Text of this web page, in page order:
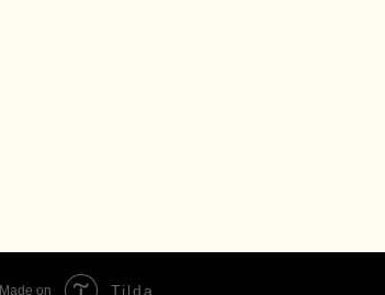
Made on Tilda